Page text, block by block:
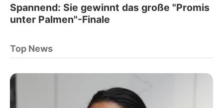
Spannend: Sie gewinnt das große "Promis
unter Palmen"-Finale
Top News